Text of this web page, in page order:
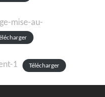
mise-au-
1 Télécharger